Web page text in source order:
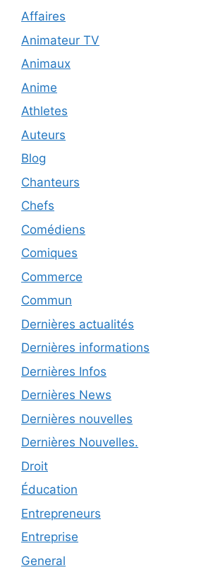
Affaires
Animateur TV
Animaux
Anime
Athletes
Auteurs
Blog
Chanteurs
Chefs
Comédiens
Comiques
Commerce
Commun
Dernières actualités
Dernières informations
Dernières Infos
Dernières News
Dernières nouvelles
Dernières Nouvelles.
Droit
Éducation
Entrepreneurs
Entreprise
General